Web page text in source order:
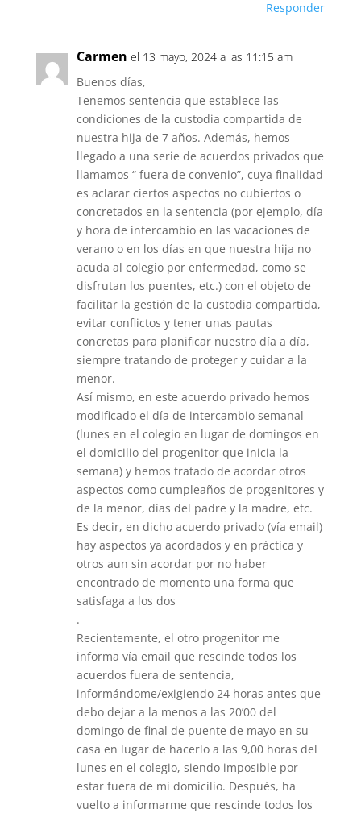
Responder
Carmen el 13 mayo, 2024 a las 11:15 am
Buenos días,
Tenemos sentencia que establece las
condiciones de la custodia compartida de
nuestra hija de 7 años. Además, hemos
llegado a una serie de acuerdos privados que
llamamos “ fuera de convenio”, cuya finalidad
es aclarar ciertos aspectos no cubiertos o
concretados en la sentencia (por ejemplo, día
y hora de intercambio en las vacaciones de
verano o en los días en que nuestra hija no
acuda al colegio por enfermedad, como se
disfrutan los puentes, etc.) con el objeto de
facilitar la gestión de la custodia compartida,
evitar conflictos y tener unas pautas
concretas para planificar nuestro día a día,
siempre tratando de proteger y cuidar a la
menor.
Así mismo, en este acuerdo privado hemos
modificado el día de intercambio semanal
(lunes en el colegio en lugar de domingos en
el domicilio del progenitor que inicia la
semana) y hemos tratado de acordar otros
aspectos como cumpleaños de progenitores y
de la menor, días del padre y la madre, etc.
Es decir, en dicho acuerdo privado (vía email)
hay aspectos ya acordados y en práctica y
otros aun sin acordar por no haber
encontrado de momento una forma que
satisfaga a los dos
.
Recientemente, el otro progenitor me
informa vía email que rescinde todos los
acuerdos fuera de sentencia,
informándome/exigiendo 24 horas antes que
debo dejar a la menos a las 20’00 del
domingo de final de puente de mayo en su
casa en lugar de hacerlo a las 9,00 horas del
lunes en el colegio, siendo imposible por
estar fuera de mi domicilio. Después, ha
vuelto a informarme que rescinde todos los